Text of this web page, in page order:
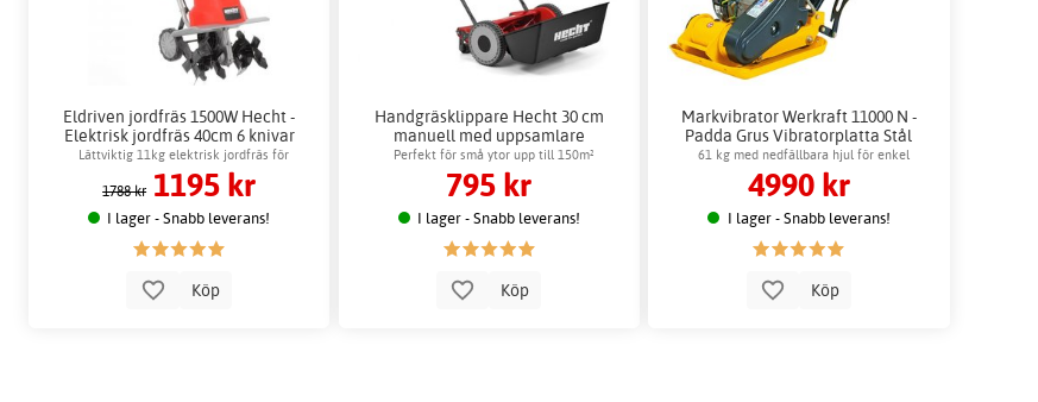
Eldriven jordfräs 1500W Hecht -
Elektrisk jordfräs 40cm 6 knivar
Lättviktig 11kg elektrisk jordfräs för
trädgårdsland
1788 kr 1195 kr
I lager - Snabb leverans!
Köp
Handgräsklippare Hecht 30 cm
manuell med uppsamlare
metallchassi
Perfekt för små ytor upp till 150m²
795 kr
I lager - Snabb leverans!
Köp
Markvibrator Werkraft 11000 N -
Padda Grus Vibratorplatta Stål
61 kg med nedfällbara hjul för enkel
transport
4990 kr
I lager - Snabb leverans!
Köp